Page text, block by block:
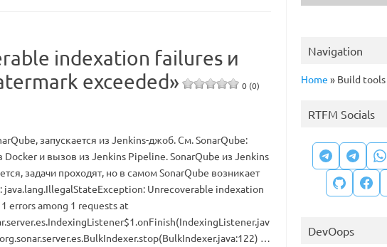
indexation failures и
exceeded»
0 (0)
запускается из Jenkins-джоб. См. SonarQube:
Docker и вызов из Jenkins Pipeline. SonarQube из Jenkins
задачи проходят, но в самом SonarQube возникает
java.lang.IllegalStateException: Unrecoverable indexation
errors among 1 requests at
…
Navigation
Home » Build tools
RTFM Socials
DevOops